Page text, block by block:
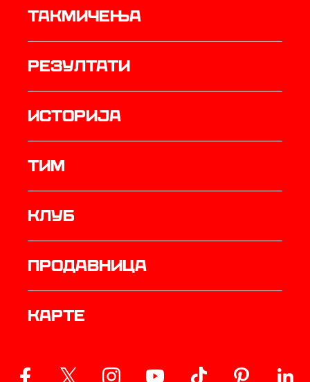
Такмичења
резултати
историја
ТИМ
Клуб
продавница
Карте